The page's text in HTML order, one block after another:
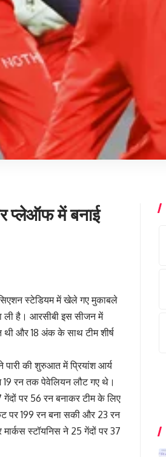
प्लेऑफ में बनाई
स्टेडियम में खेले गए मुकाबले
है। आरसीबी इस सीजन में
और 18 अंक के साथ टीम शीर्ष
की शुरुआत में प्रियांश आर्य
19 रन तक पेवेलियन लौट गए थे।
पर 56 रन बनाकर टीम के लिए
पर 199 रन बना सकी और 23 रन
स्टॉयनिस ने 25 गेंदों पर 37